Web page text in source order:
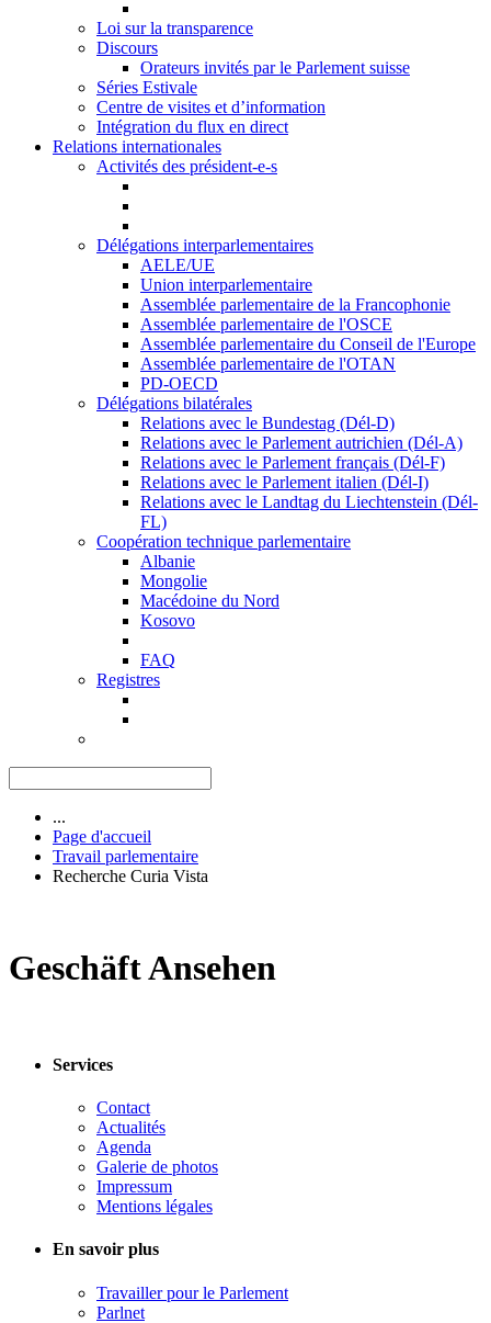
Loi sur la transparence
Discours
Orateurs invités par le Parlement suisse
Séries Estivale
Centre de visites et d’information
Intégration du flux en direct
Relations internationales
Activités des président-e-s
Délégations interparlementaires
AELE/UE
Union interparlementaire
Assemblée parlementaire de la Francophonie
Assemblée parlementaire de l'OSCE
Assemblée parlementaire du Conseil de l'Europe
Assemblée parlementaire de l'OTAN
PD-OECD
Délégations bilatérales
Relations avec le Bundestag (Dél-D)
Relations avec le Parlement autrichien (Dél-A)
Relations avec le Parlement français (Dél-F)
Relations avec le Parlement italien (Dél-I)
Relations avec le Landtag du Liechtenstein (Dél-
FL)
Coopération technique parlementaire
Albanie
Mongolie
Macédoine du Nord
Kosovo
FAQ
Registres
...
Page d'accueil
Travail parlementaire
Recherche Curia Vista
Geschäft Ansehen
Services
Contact
Actualités
Agenda
Galerie de photos
Impressum
Mentions légales
En savoir plus
Travailler pour le Parlement
Parlnet